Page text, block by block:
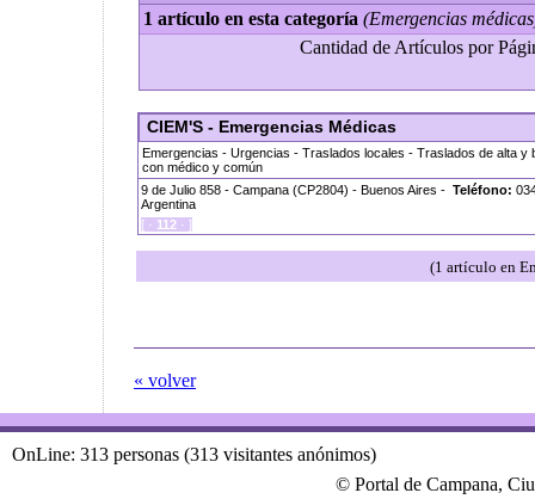
1 artículo en esta categoría (Emergencias
Cantidad de Artículos por
CIEM'S - Emergencias Médicas
Emergencias - Urgencias - Traslados locales - Traslados de alta y
con médico y común
9 de Julio 858 - Campana (CP2804) - Buenos Aires -
Argentina
[ · 112 · ]
Teléfono:
(1 artículo en
« volver
OnLine: 313 personas (313 visitantes anónimos)
© Portal de Campana,